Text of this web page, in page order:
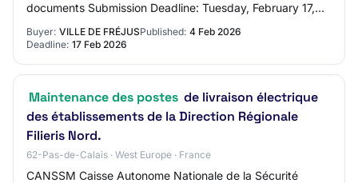
documents Submission Deadline: Tuesday, February 17,
2026 at 00:00:00 Award Criteria:…
Buyer: VILLE DE FRÉJUSPublished: 4 Feb 2026
Deadline: 17 Feb 2026
Maintenance des postes de livraison électrique
des établissements de la Direction Régionale
Filieris Nord.
62-Pas-de-Calais · West Europe · France
CANSSM Caisse Autonome Nationale de la Sécurité